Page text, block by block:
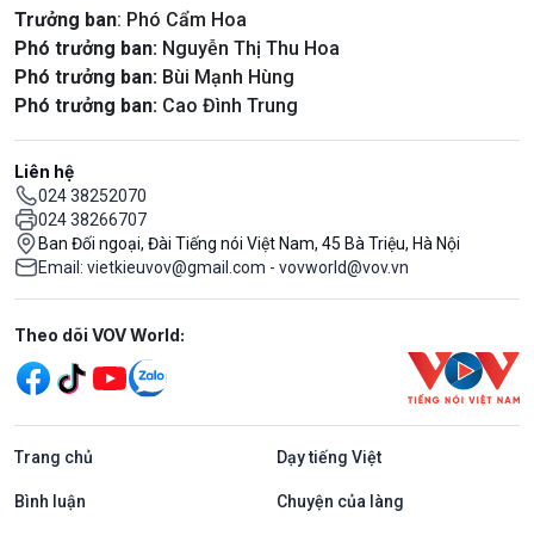
Trưởng ban: Phó Cẩm Hoa
Phó trưởng ban: Nguyễn Thị Thu Hoa
Phó trưởng ban: Bùi Mạnh Hùng
Phó trưởng ban: Cao Đình Trung
Liên hệ
024 38252070
024 38266707
Ban Đối ngoại, Đài Tiếng nói Việt Nam, 45 Bà Triệu, Hà Nội
Email: vietkieuvov@gmail.com - vovworld@vov.vn
Mạng xã hội
Theo dõi VOV World:
Trang chủ Dạy tiếng Việt
Bình luận Chuyện của làng